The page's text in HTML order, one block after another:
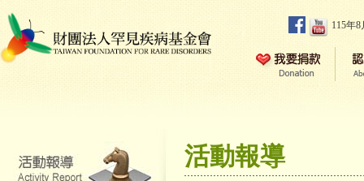
115年
活動報導